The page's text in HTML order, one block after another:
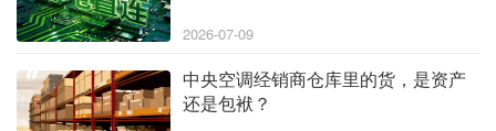
2026-07-09
中央空调经销商仓库里的货，是资产
还是包袱？